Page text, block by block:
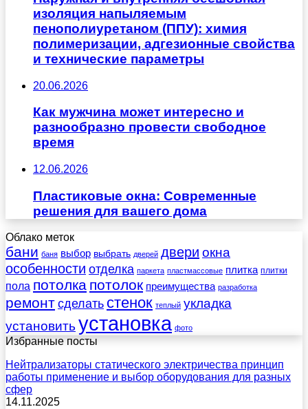
изоляция напыляемым
пенополиуретаном (ППУ): химия
полимеризации, адгезионные свойства
и технические параметры
20.06.2026
Как мужчина может интересно и
разнообразно провести свободное
время
12.06.2026
Пластиковые окна: Современные
решения для вашего дома
Облако меток
бани баня выбор выбрать дверей двери окна
особенности отделка паркета пластмассовые плитка плитки
пола потолка потолок преимущества разработка
ремонт сделать стенок теплый укладка
установить установка фото
Избранные посты
Нейтрализаторы статического электричества принцип
работы применение и выбор оборудования для разных
сфер
14.11.2025